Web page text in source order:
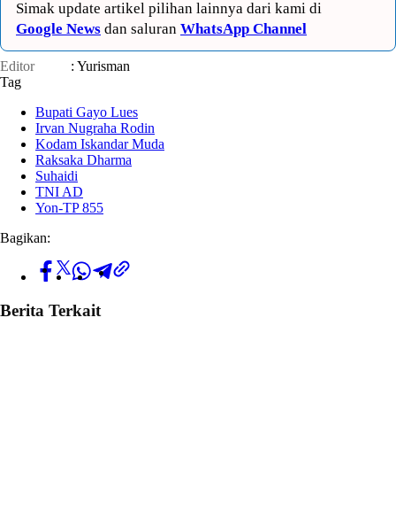
Simak update artikel pilihan lainnya dari kami di
Google News dan saluran WhatsApp Channel
Editor
: Yurisman
Tag
Bupati Gayo Lues
Irvan Nugraha Rodin
Kodam Iskandar Muda
Raksaka Dharma
Suhaidi
TNI AD
Yon-TP 855
Bagikan:
Berita Terkait